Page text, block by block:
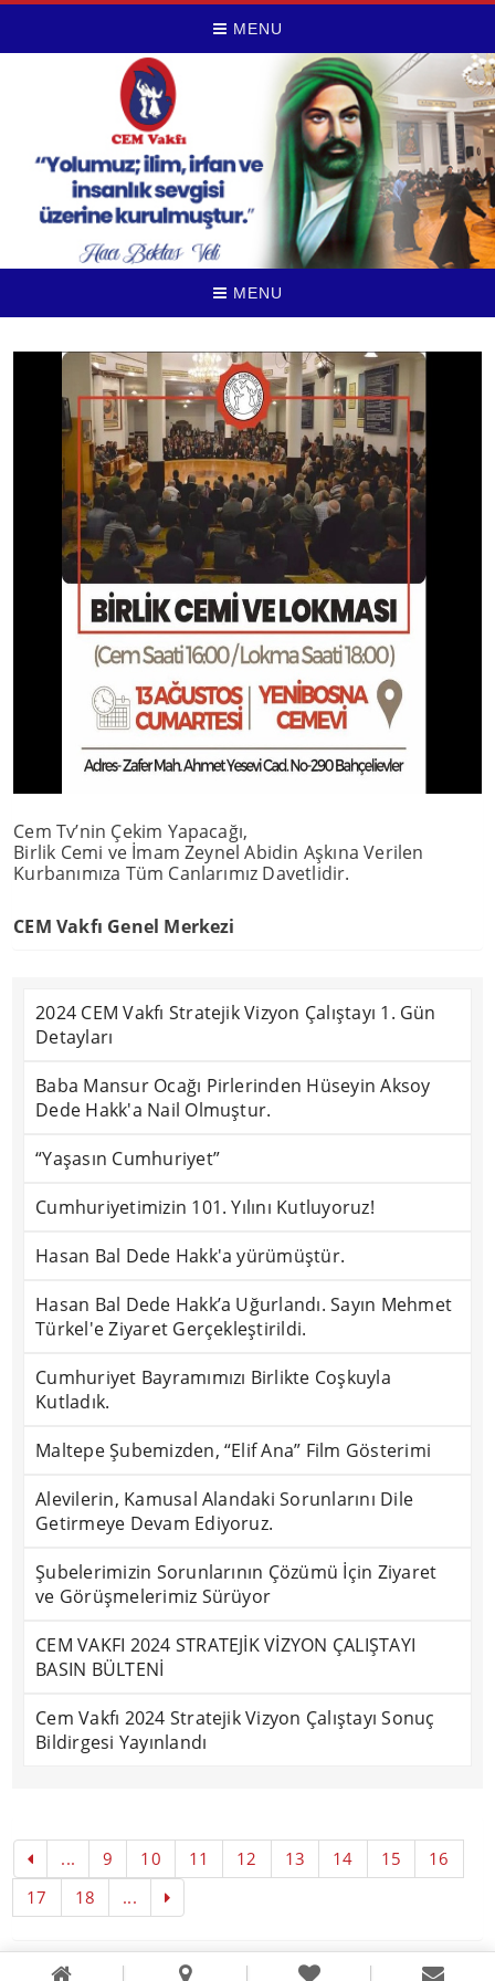
MENU
MENU
Cem Tv’nin Çekim Yapacağı,
Birlik Cemi ve İmam Zeynel Abidin Aşkına Verilen
Kurbanımıza Tüm Canlarımız Davetlidir.
CEM Vakfı Genel Merkezi
2024 CEM Vakfı Stratejik Vizyon Çalıştayı 1. Gün
Detayları
Baba Mansur Ocağı Pirlerinden Hüseyin Aksoy
Dede Hakk'a Nail Olmuştur.
“Yaşasın Cumhuriyet”
Cumhuriyetimizin 101. Yılını Kutluyoruz!
Hasan Bal Dede Hakk'a yürümüştür.
Hasan Bal Dede Hakk’a Uğurlandı. Sayın Mehmet
Türkel'e Ziyaret Gerçekleştirildi.
Cumhuriyet Bayramımızı Birlikte Coşkuyla
Kutladık.
Maltepe Şubemizden, “Elif Ana” Film Gösterimi
Alevilerin, Kamusal Alandaki Sorunlarını Dile
Getirmeye Devam Ediyoruz.
Şubelerimizin Sorunlarının Çözümü İçin Ziyaret
ve Görüşmelerimiz Sürüyor
CEM VAKFI 2024 STRATEJİK VİZYON ÇALIŞTAYI
BASIN BÜLTENİ
Cem Vakfı 2024 Stratejik Vizyon Çalıştayı Sonuç
Bildirgesi Yayınlandı
... 9 10 11 12 13 14 15
16
17
18 ...